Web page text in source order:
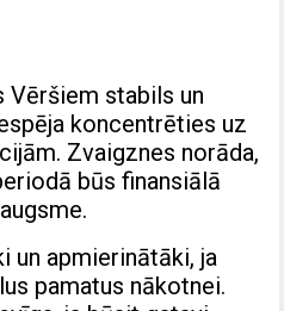
Vēršiem stabils un
koncentrēties uz
Zvaigznes norāda,
būs finansiālā
un apmierinātāki, ja
pamatus nākotnei.